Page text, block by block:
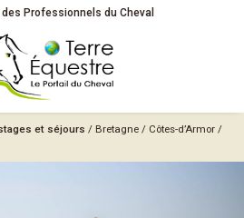
Professionnels du Cheval
et séjours / Bretagne / Côtes-d’Armor /